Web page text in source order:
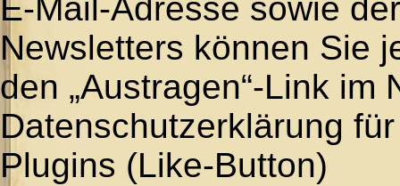
E-Mail-Adresse sowie
Newsletters können Sie
den „Austragen“-Link im
Datenschutzerklärung
Plugins (Like-Button)